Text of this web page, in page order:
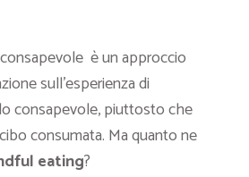
è un approccio
sull’esperienza di
consapevole, piuttosto che
consumata. Ma quanto ne
eating?